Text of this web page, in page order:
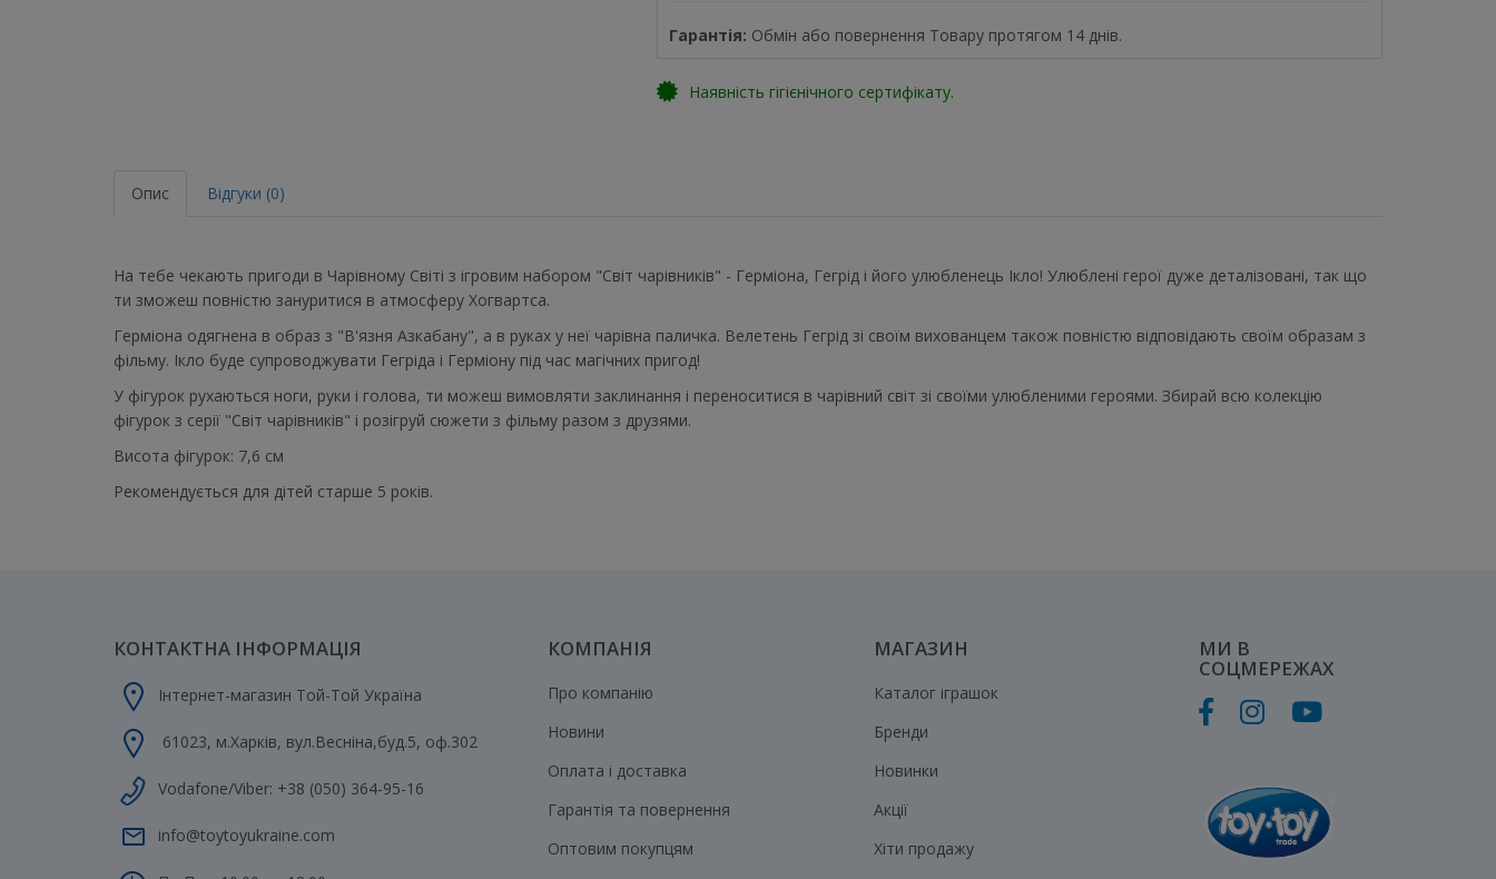
Гарантія: Обмін або повернення Товару протягом 14 днів.
Наявність гігієнічного сертифікату.
Опис Відгуки (0)
На тебе чекають пригоди в Чарівному Світі з ігровим набором "Світ чарівників" - Герміона, Гегрід і його улюбленець Ікло! Улюблені герої дуже деталізовані, так що
ти зможеш повністю зануритися в атмосферу Хогвартса.
Герміона одягнена в образ з "В'язня Азкабану", а в руках у неї чарівна паличка. Велетень Гегрід зі своїм вихованцем також повністю відповідають своїм образам з
фільму. Ікло буде супроводжувати Гегріда і Герміону під час магічних пригод!
У фігурок рухаються ноги, руки і голова, ти можеш вимовляти заклинання і переноситися в чарівний світ зі своїми улюбленими героями. Збирай всю колекцію
фігурок з серії "Світ чарівників" і розігруй сюжети з фільму разом з друзями.
Висота фігурок: 7,6 см
Рекомендується для дітей старше 5 років.
КОНТАКТНА ІНФОРМАЦІЯ
Інтернет-магазин Той-Той Україна
61023, м.Харків, вул.Весніна,буд.5, оф.302
Vodafone/Viber: +38 (050) 364-95-16
info@toytoyukraine.com
КОМПАНІЯ
Про компанію
Новини
Оплата і доставка
Гарантія та повернення
Оптовим покупцям
МАГАЗИН
Каталог іграшок
Бренди
Новинки
Акції
Хіти продажу
МИ В
СОЦМЕРЕЖАХ